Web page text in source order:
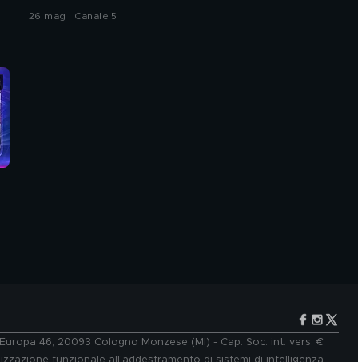
26 mag | Canale 5
46, 20093 Cologno Monzese (MI) - Cap. Soc. int. vers. €